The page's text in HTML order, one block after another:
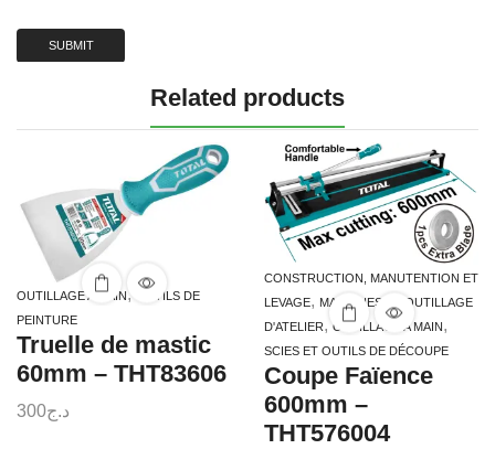
Related products
OUTILLAGE A MAIN,
OUTILS DE
PEINTURE
Truelle de mastic
60mm – THT83606
د.ج300
CONSTRUCTION, MANUTENTION ET
LEVAGE, MACHINES ET OUTILLAGE
D'ATELIER, OUTILLAGE A MAIN ,
SCIES ET OUTILS DE DÉCOUPE
Coupe Faïence
600mm –
THT576004